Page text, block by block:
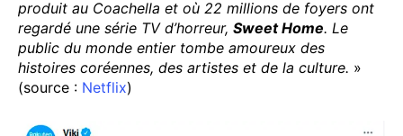
produit au Coachella et où 22 millions de foyers ont
regardé une série TV d’horreur, Sweet Home. Le
public du monde entier tombe amoureux des
histoires coréennes, des artistes et de la culture. »
(source : Netflix)